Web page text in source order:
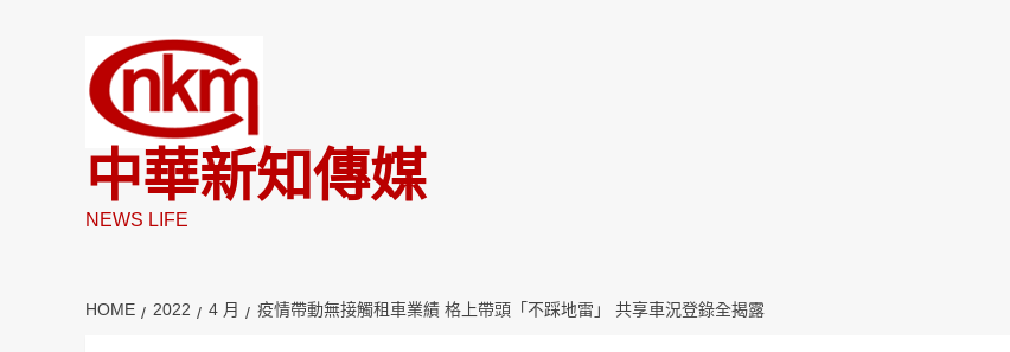
中華新知傳媒
NEWS LIFE
HOME 2022 4 月 疫情帶動無接觸租車業績 格上帶頭「不踩地雷」 共享車況登錄全揭露